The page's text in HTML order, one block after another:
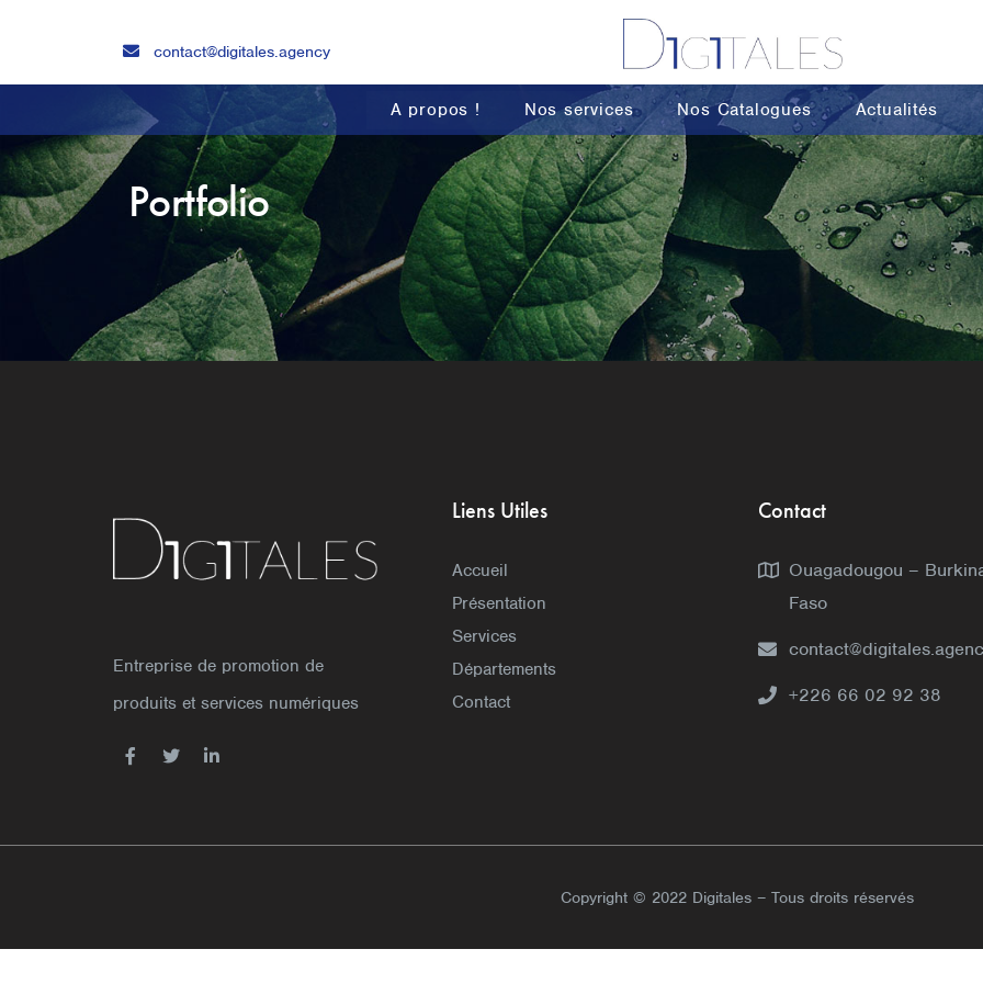
contact@digitales.agency
A propos ! Nos services Nos Catalogues Actualités
Portfolio
Entreprise de promotion de
produits et services numériques
Liens Utiles
Accueil
Présentation
Services
Départements
Contact
Contact
Ouagadougou –
Faso
+226 66 02 92 38
Copyright © 2022 Digitales – Tous droits réservés